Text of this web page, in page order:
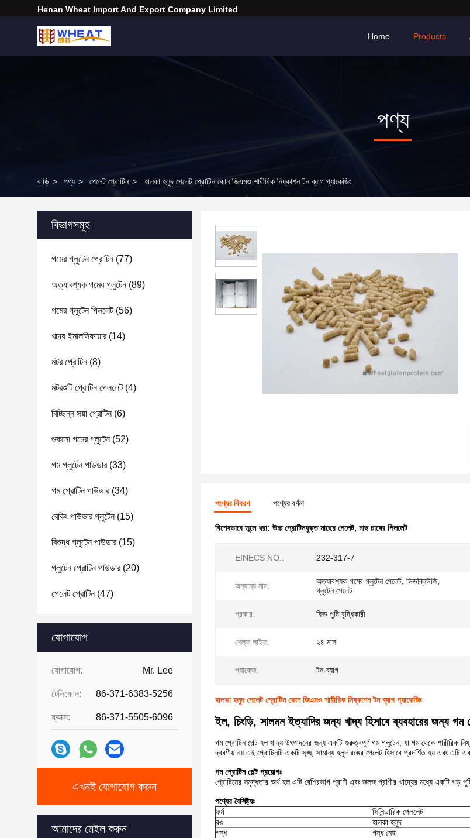
Henan Wheat Import And Export Company Limited
Home Products
পণ্য
বাড়ি > পণ্য > পেলেট প্রোটিন > হালকা হলুদ পেলেট প্রোটিন কোন জিএমও শারীরিক নিষ্কাশন টন ব্যাগ প্যাকেজিং
বিভাগসমূহ
গমের গ্লুটেন প্রোটিন(77)
অত্যাবশ্যক গমের গ্লুটেন(89)
গমের গ্লুটেন পিললেট(56)
খাদ্য ইমালসিফায়ার(14)
মটর প্রোটিন(8)
মটরশুটি প্রোটিন পেললেট(4)
বিচ্ছিন্ন সয়া প্রোটিন(6)
শুকনো গমের গ্লুটেন(52)
গম গ্লুটেন পাউডার(33)
গম প্রোটিন পাউডার(34)
বেকিং পাউডার গ্লুটেন(15)
বিশুদ্ধ গ্লুটেন পাউডার(15)
গ্লুটেন প্রোটিন পাউডার(20)
পেলেট প্রোটিন(47)
যোগাযোগ
যোগাযোগ: Mr. Lee
টেলিফোন: 86-371-6383-5256
ফ্যাক্স: 86-371-5505-6096
এখনই যোগাযোগ করুন
আমাদের মেইল করুন
পণ্যের বিবরণ পণ্যের বর্ণনা
বিশেষভাবে তুলে ধরা: উচ্চ প্রোটিনযুক্ত মাছের পেলেট, মাছ চাষের পিললেট
EINECS NO.: 232-317-7
অন্যান্য নাম:
অত্যাবশ্যক গমের গ্লুটেন পেলেট, ভিডব্লিউজি,
গ্লুটেন পেলেট
প্রকার: ফিড পুষ্টি বৃদ্ধিকারী
শেল্ফ লাইফ: ২৪ মাস
প্যাকেজ: টন-ব্যাগ
হালকা হলুদ পেলেট প্রোটিন কোন জিএমও শারীরিক নিষ্কাশন টন ব্যাগ প্যাকেজিং
ইল, চিংড়ি, সালমন ইত্যাদির জন্য খাদ্য হিসাবে ব্যবহারের জন্য
গম প্রোটিন পেল্ট হল খাদ্য উৎপাদনের জন্য একটি গুরুত্বপূর্ণ গম গ্লুটেন, যা গম থেকে শারীরিক
দ্রবণীয় নয়.এই প্রোটিনটি একটি সূক্ষ্ম, সামান্য হলুদ রঙের পেলেট হিসাবে প্রদর্শিত হয় এবং এটি
গম প্রোটিন পেল্ট প্রয়োগঃ
প্রোটিনের সমৃদ্ধতার অর্থ হল এটি বেশিরভাগ প্রাণী এবং জলজ প্রাণীর খাদ্যের মধ্যে একটি গড়
পণ্যের বৈশিষ্ট্যঃ
ফর্ম
সিলিন্ডারিক পেললেট
রঙ
হালকা হলুদ
গন্ধ
গন্ধ নেই